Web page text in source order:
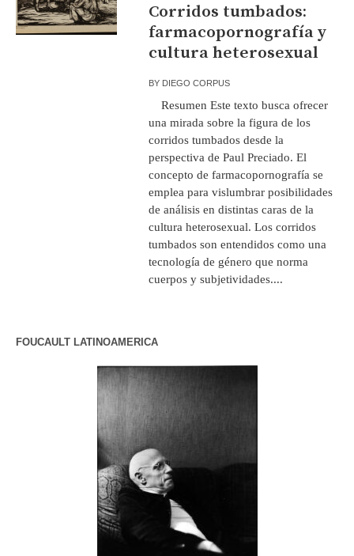
Corridos tumbados:
farmacopornografía y
cultura heterosexual
BY DIEGO CORPUS
Resumen Este texto busca ofrecer
una mirada sobre la figura de los
corridos tumbados desde la
perspectiva de Paul Preciado. El
concepto de farmacopornografía se
emplea para vislumbrar posibilidades
de análisis en distintas caras de la
cultura heterosexual. Los corridos
tumbados son entendidos como una
tecnología de género que norma
cuerpos y subjetividades....
FOUCAULT LATINOAMERICA